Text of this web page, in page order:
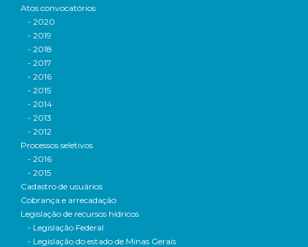
Atos convocatórios
- 2020
- 2019
- 2018
- 2017
- 2016
- 2015
- 2014
- 2013
- 2012
Processos seletivos
- 2016
- 2015
Cadastro de usuários
Cobrança e arrecadação
Legislação de recursos hídricos
- Legislação Federal
- Legislação do estado de Minas Gerais